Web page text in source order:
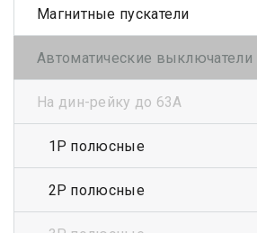
Магнитные пускатели
Автоматические выключатели
На дин-рейку до 63А
1Р полюсные
2Р полюсные